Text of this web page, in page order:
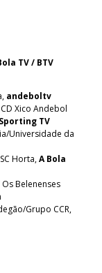
TV / BTV
andeboltv
Xico Andebol
TV
Universidade da
Horta,A Bola
Os Belenenses
Grupo CCR,